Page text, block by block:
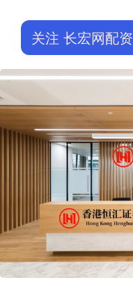
关注 长宏网配资